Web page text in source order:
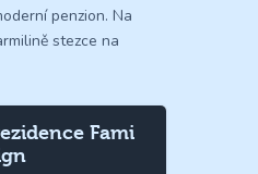
penzion. Na
stezce na
Fami